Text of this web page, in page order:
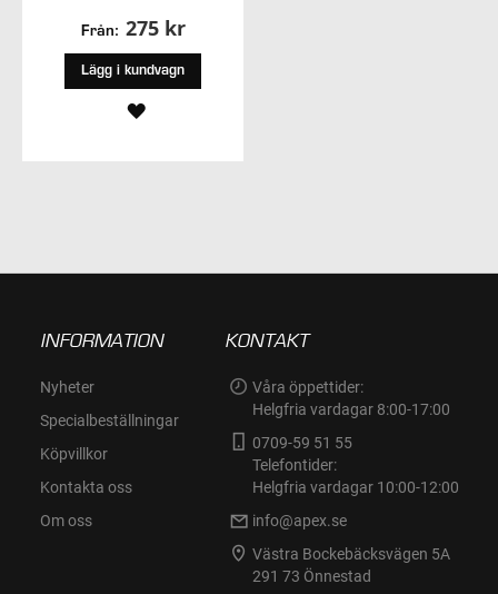
Från: 275 kr
Lägg i kundvagn
LÄGG
INFORMATION
Nyheter
Specialbeställningar
Köpvillkor
Kontakta oss
Om oss
KONTAKT
Våra öppettider:
Helgfria vardagar 8:00-17:00
0709-59 51 55
Telefontider:
Helgfria vardagar 10:00-12:00
info@apex.se
Västra Bockebäcksvägen 5A
291 73 Önnestad